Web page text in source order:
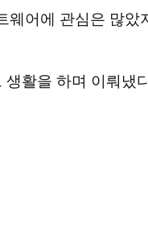
어에 관심은 많
활을 하며 이뤄